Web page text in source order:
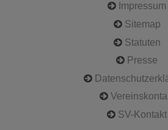
Impressum
Sitemap
Statuten
Presse
SV-Kontakt